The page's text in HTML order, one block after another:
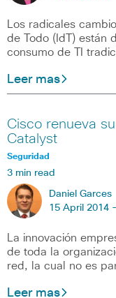
Los radicales
de Todo (IdT) están
consumo de TI
Leer mas
Cisco renueva
Catalyst
Seguridad
3 min read
Daniel Garces
15 April 2014 -
La innovación
de toda la
red, la cual no es
Leer mas